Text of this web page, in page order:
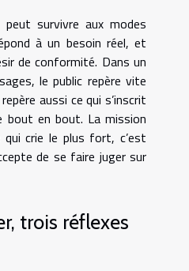
survivre aux modes
à un besoin réel, et
de conformité. Dans un
le public repère vite
aussi ce qui s’inscrit
bout en bout. La mission
qui crie le plus fort, c’est
de se faire juger sur
trois réflexes